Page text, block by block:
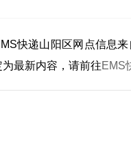
快递山阳区网点信息
最新内容，请前往EMS